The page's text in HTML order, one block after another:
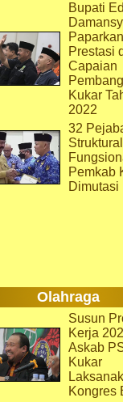
Bupati
Paparkan
Prestasi
Capaian
Kukar
2022
32
Pemkab
Dimutasi
Olahraga
Susun
Kerja
Askab
Kukar
Kongres